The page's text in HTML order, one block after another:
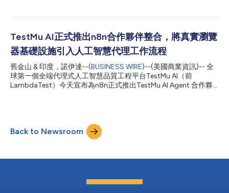
發表決策：自動編寫測試、在本地瀏覽器中運行測試、蒐集證明、
責編寫、運行和修復測試時，一個綠色的對勾已不再可靠：什麼都
不檢查的步驟可能會通過；針對幾周前已變更的規格編寫的測試可
能會通過；甚至點選根本沒有生效，代理卻報告「已完成」的情況
也會顯示通過。在每個儀表板上，「空的綠色」和「獲得的綠色」
顏色相同，數字在攀升，但風險並未消除。Kane CLI填補了這一空
白：它將需求直接轉化為判定，並為每一個步驟提供證明。 一個
閉迴路：從需求到判定。 你不再需要交給Kane CLI測試腳本，而是
TestMu AI正式推出n8n合作夥伴整合，將真實瀏覽
器基礎設施引入人工智慧代理工作流程
舊金山 & 印度，諾伊達--(BUSINESS WIRE)--(美國商業資訊)-- 全
球第一個全端代理式人工智慧品質工程平台TestMu AI（前
LambdaTest）今天宣布為n8n正式推出TestMu AI Agent 合作夥
將人工智慧代理和自動化工作流程連結到TestMu AI的Browser
Cloud，因此無需編寫任何程式碼，即可使用3000多種瀏覽器、
作業系統及裝置環境。 由於越來越多企業採用人工智慧代理以實
用者可藉由這項全新整合使用真實的雲端託管瀏覽器執行工作流
行任務。 「人工智慧代理需要可靠的網路互動才能締造實質業務
成果。」 TestMu AI共同創辦人兼成長主任Mudit Singh 說，「有
Back to Newsroom